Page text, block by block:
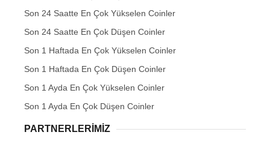
Son 24 Saatte En Çok Yükselen Coinler
Son 24 Saatte En Çok Düşen Coinler
Son 1 Haftada En Çok Yükselen Coinler
Son 1 Haftada En Çok Düşen Coinler
Son 1 Ayda En Çok Yükselen Coinler
Son 1 Ayda En Çok Düşen Coinler
PARTNERLERIMIZ